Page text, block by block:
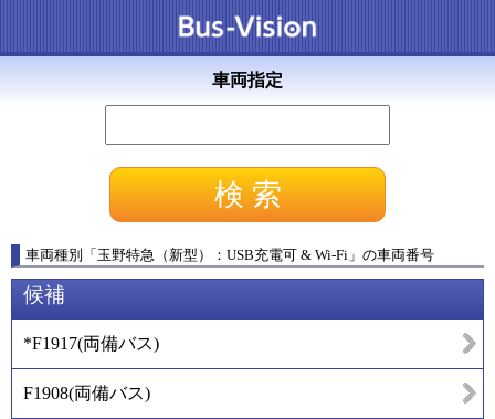
車両指定
車両種別 「 玉野特急（新型）：USB充電可 & Wi-Fi 」 の車両番号
候補
*F1917(両備バス)
F1908(両備バス)